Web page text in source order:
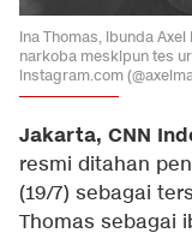
Ina Thomas, ibunda
narkoba meskipun tes
instagram.com
Jakarta, CNN
resmi ditahan
(19/7) sebagai
Thomas sebagai